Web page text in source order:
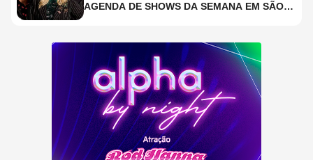
AGENDA DE SHOWS DA SEMANA EM SÃO